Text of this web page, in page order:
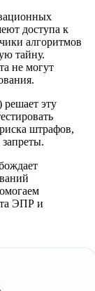
доступа к
алгоритмов
тайну.
не могут
эту
штрафов,
ЭПР и